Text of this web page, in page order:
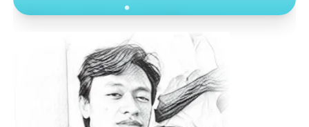
Toko Jurnal Rasa
KLIK / SENTUH UNTUK MENGUNJUNGI